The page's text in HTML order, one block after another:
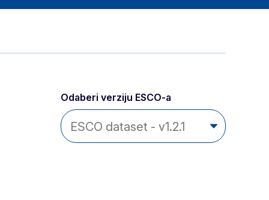
Odaberi verziju ESCO-a